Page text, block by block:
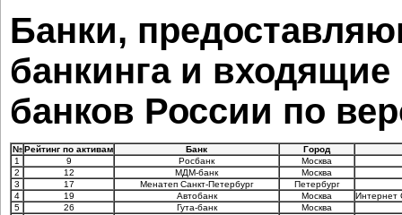
Банки,
банкинга и
банков России по
№ Рейтинг по активам Банк
Город
1
9 Росбанк
Москва
2
12 МДМ-банк
Москва
3
17 Менатеп Санкт-Петербург
Петербург
4
19 Автобанк Москва
Интернет
5
26 Гута-банк
Москва